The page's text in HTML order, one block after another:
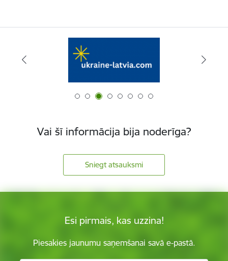
Vai šī informācija bija noderīga?
Sniegt atsauksmi
Esi pirmais, kas uzzina!
Piesakies jaunumu saņemšanai savā e-pastā.